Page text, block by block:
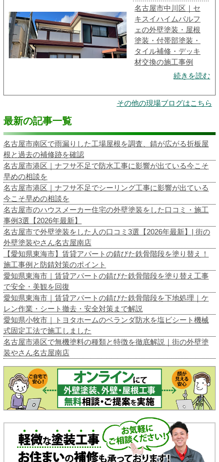
名古屋市中川区｜セ
キスイハイムパルフ
ェの外壁塗装・屋根
塗装・付帯部塗装・
タイル補修・デッキ
材交換の施工事例
続きを読む
その他の現場ブログはこちら
最新の記事一覧
名古屋市南区で雨漏りした工場屋根を調査、錆が広がる折板屋
根と過去の補修跡を確認
名古屋市港区｜ナフサ不足で防水工事に影響が出ている今こそ
早めの相談を
名古屋市港区｜ナフサ不足でシーリング工事に影響が出ている
今こそ早めの相談を
名古屋市のハウスメーカー住宅の外壁塗装をした口コミ・施工
事例3選【2026年最新】
名古屋市で外壁塗装をした人の口コミ3選【2026年最新】| 街の
外壁塗装やさん名古屋南店
【愛知県東海市】賃貸アパートの錆びた鉄骨階段を塗り替え！
施工事例と防錆対策のポイント
愛知県東海市｜賃貸アパートの錆びた鉄骨階段を塗り替え工事
で安全・美観を回復
愛知県東海市｜賃貸アパートの錆びた鉄骨階段を下地処理｜ケ
レン作業・シート撤去・安全対策まで解説
愛知県小牧市｜トヨタホームのベランダ防水を塩ビシート機械
式固定工法で施工しました
名古屋市港区で無機塗料の種類と特徴を徹底解説｜街の外壁塗
装やさん名古屋南店